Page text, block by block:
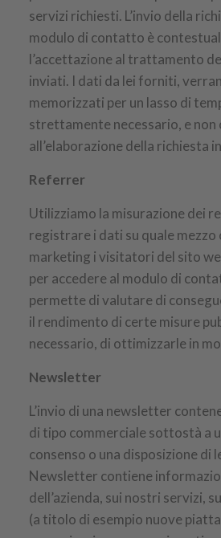
servizi richiesti. L’invio della
modulo di contatto è
l’accettazione al trattamento
inviati. I dati da lei forniti,
memorizzati per un lasso di
strettamente necessario, e non
all’elaborazione della richiesta
Referrer
Utilizziamo la misurazione dei
registrare i dati su quale mezzo
marketing i visitatori del sito
per accedere al modulo di
permette di valutare di
il rendimento di certe misure
necessario, di ottimizzarle in
Newsletter
L’invio di una newsletter
di tipo commerciale sottostà a
consenso o una disposizione di
Newsletter contiene
dell’azienda, sui nostri servizi,
(a titolo di esempio nuove